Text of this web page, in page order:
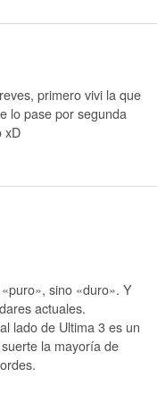
primero vivi la que
lo pase por segunda
xD
sino «duro». Y
actuales.
lado de Ultima 3 es un
la mayoría de